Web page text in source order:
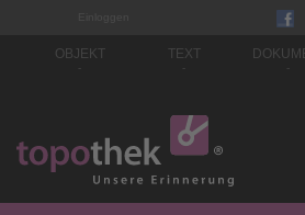
OBJEKT
-
TEXT
- -